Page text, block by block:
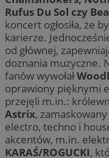
Rufus Du Sol czy
koncert ogłosiła, że
karierze.
od głównej,
doznania muzyczne.
fanów wywołał
oprawiony pięknymi
przejęli m.in.:
Astrix,
electro, techno i
akcentów, m.in.
KARAŚ/ROGUCKI,